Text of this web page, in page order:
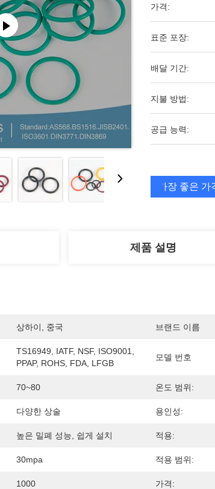
가격:
표준 포장:
배달 기간:
지불 방법:
공급 능력:
가장 좋은 가
제품 설명
상하이, 중국 브랜드 이름
TS16949, IATF, NSF, ISO9001,
PPAP, ROHS, FDA, LFGB
모델 번호
70~80 온도 범위:
다양한 상술 용인성:
높은 밀폐 성능, 쉽게 설치 적용:
30mpa 적용 범위:
1000 가격: